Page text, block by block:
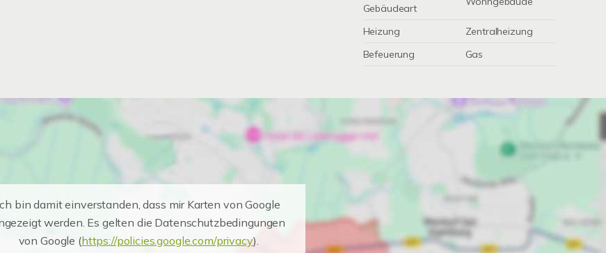
Gebäudeart
Heizung
Zentralheizung
Befeuerung
Gas
bin damit einverstanden, dass mir Karten von Google
werden. Es gelten die Datenschutzbedingungen
von Google (https://policies.google.com/privacy).